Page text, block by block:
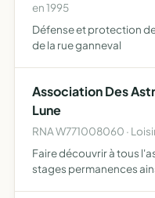
en 1995
Défense et protection
de la rue ganneval
Association Des
Lune
RNA W771008060 ·
Faire découvrir à tous
stages permanences